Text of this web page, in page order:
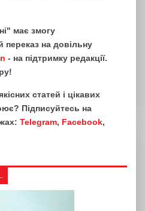
має змогу
переказ на довільну
- на підтримку редакції.
статей і цікавих
Підписуйтесь на
Telegram, Facebook,